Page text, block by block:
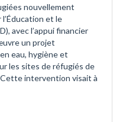
nouvellement
et le
avec l’appui financier
un projet
eau, hygiène et
les sites de réfugiés de
intervention visait à